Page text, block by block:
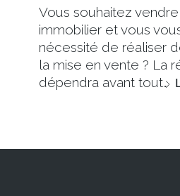
Vous souhaitez
immobilier et vous
nécessité de réaliser
la mise en vente ? La
dépendra avant tout…